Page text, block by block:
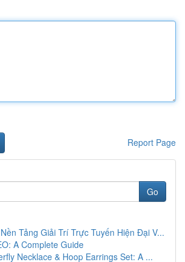
Report Page
Go
Tảng Giải Trí Trực Tuyến Hiện Đại V...
A Complete Guide
Necklace & Hoop Earrings Set: A ...